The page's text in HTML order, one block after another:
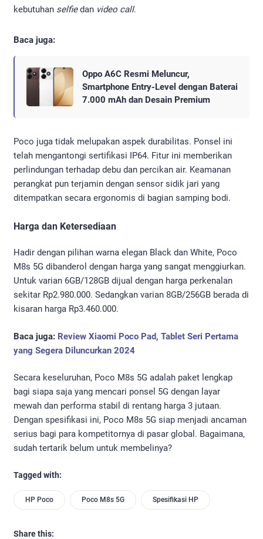
kebutuhan selfiedan video call.
Baca juga:
Oppo A6C Resmi Meluncur,
Smartphone Entry-Level dengan Baterai
7.000 mAh dan Desain Premium
Poco juga tidak melupakan aspek durabilitas. Ponsel ini
telah mengantongi sertifikasi IP64. Fitur ini memberikan
perlindungan terhadap debu dan percikan air. Keamanan
perangkat pun terjamin dengan sensor sidik jari yang
ditempatkan secara ergonomis di bagian samping bodi.
Harga dan Ketersediaan
Hadir dengan pilihan warna elegan Black dan White, Poco
M8s 5G dibanderol dengan harga yang sangat menggiurkan.
Untuk varian 6GB/128GB dijual dengan harga perkenalan
sekitar Rp2.980.000. Sedangkan varian 8GB/256GB berada di
kisaran harga Rp3.460.000.
Baca juga: Review Xiaomi Poco Pad, Tablet Seri Pertama
yang Segera Diluncurkan 2024
Secara keseluruhan, Poco M8s 5G adalah paket lengkap
bagi siapa saja yang mencari ponsel 5G dengan layar
mewah dan performa stabil di rentang harga 3 jutaan.
Dengan spesifikasi ini, Poco M8s 5G siap menjadi ancaman
serius bagi para kompetitornya di pasar global. Bagaimana,
sudah tertarik belum untuk membelinya?
Tagged with:
HP Poco Poco M8s 5G Spesifikasi HP
Share this: